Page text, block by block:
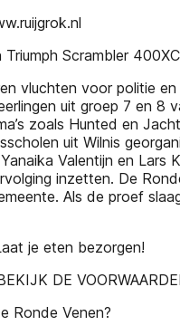
Scrambler
vluchten voor politie
uit groep 7 en 8
zoals Hunted en
uit Wilnis
Valentijn en Lars
inzetten. De
Als de proef
je eten bezorgen!
DE
Ronde Venen?